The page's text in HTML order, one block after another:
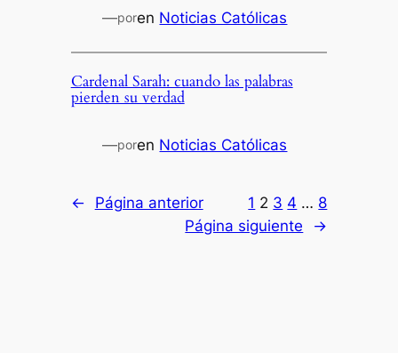
—poren Noticias Católicas
Cardenal Sarah: cuando las palabras
pierden su verdad
—poren Noticias Católicas
← Página anterior 1 2 3 4 … 8
Página siguiente
→